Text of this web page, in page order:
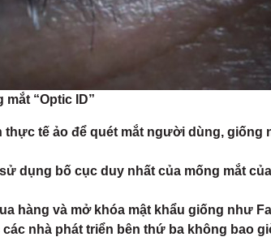
“Optic ID”
tế ảo để quét mắt người dùng, giống
dụng bố cục duy nhất của mống mắt
hàng và mở khóa mật khẩu giống như
nhà phát triển bên thứ ba không bao